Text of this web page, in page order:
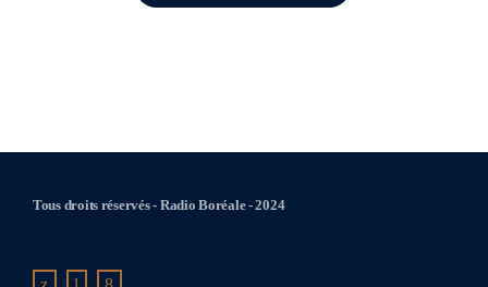
Tous droits réservés - Radio Boréale - 2024